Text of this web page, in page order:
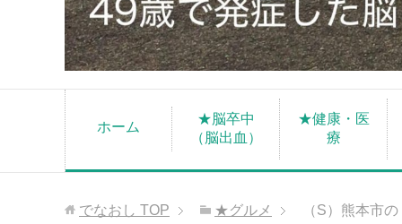
ホーム
★脳卒中
（脳出血）
★健康・医
療
でなおし TOP ★グルメ （S）熊本市